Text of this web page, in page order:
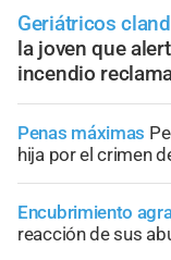
Geriátricos
la joven que
incendio
Penas máximas
hija por el crimen
Encubrimiento
reacción de sus